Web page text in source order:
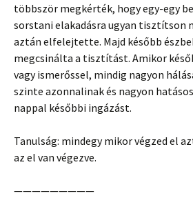
többször megkérték, hogy egy-egy
sorstani elakadásra ugyan tisztítson
aztán elfelejtette. Majd később
megcsinálta a tisztítást. Amikor
vagy ismerőssel, mindig nagyon
szinte azonnalinak és nagyon
nappal későbbi ingázást.
Tanulság: mindegy mikor végzed el
az el van végezve.
—————————